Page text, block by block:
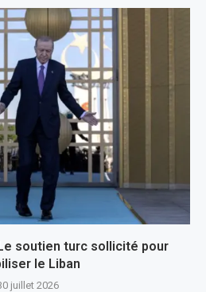
soutien turc sollicité pour
le Liban
juillet 2026